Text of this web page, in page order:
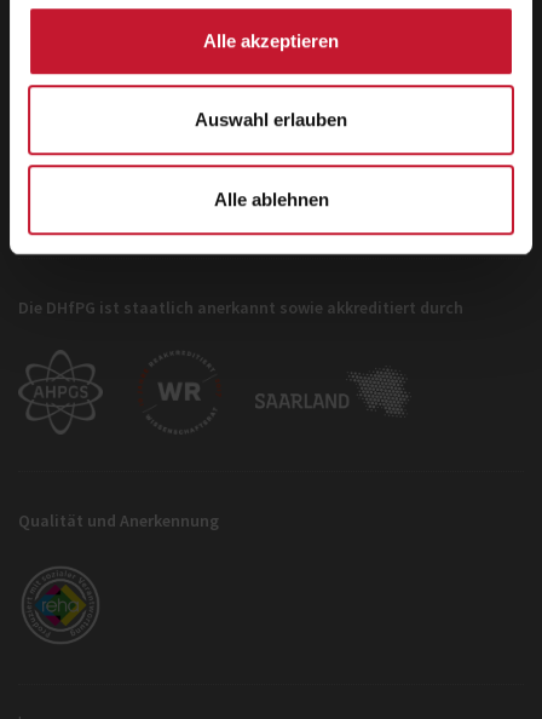
Alle akzeptieren
Auswahl erlauben
Alle ablehnen
Hermann-Neuberger-Straße 3
66123 Saarbrücken
Telefon: +49 681 6855-150
Telefax: +49 681 6855-190
Die DHfPG ist staatlich anerkannt sowie akkreditiert durch
Qualität und Anerkennung